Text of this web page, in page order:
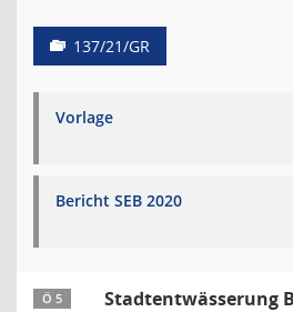
137/21/GR
Vorlage
Bericht SEB 2020
Ö 5
Stadtentwässerung